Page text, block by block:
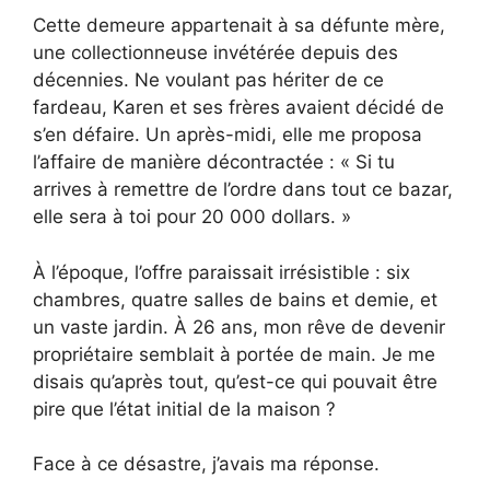
Cette demeure appartenait à sa défunte mère,
une collectionneuse invétérée depuis des
décennies. Ne voulant pas hériter de ce
fardeau, Karen et ses frères avaient décidé de
s’en défaire. Un après-midi, elle me proposa
l’affaire de manière décontractée : « Si tu
arrives à remettre de l’ordre dans tout ce bazar,
elle sera à toi pour 20 000 dollars. »
À l’époque, l’offre paraissait irrésistible : six
chambres, quatre salles de bains et demie, et
un vaste jardin. À 26 ans, mon rêve de devenir
propriétaire semblait à portée de main. Je me
disais qu’après tout, qu’est-ce qui pouvait être
pire que l’état initial de la maison ?
Face à ce désastre, j’avais ma réponse.